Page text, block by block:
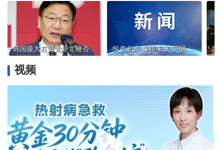
韩国最大在野党新党鞭否认“亲尹” 投资北京 赢得未来 英国伦敦专场推介活动成功举办
视频